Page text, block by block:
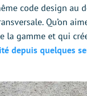
code design au
Qu’on
la gamme et qui
depuis quelques